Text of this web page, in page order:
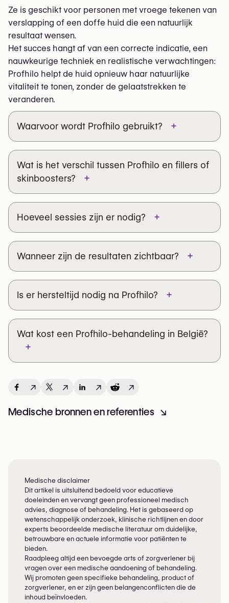
Ze is geschikt voor personen met vroege tekenen van
verslapping of een doffe huid die een natuurlijk
resultaat wensen.
Het succes hangt af van een correcte indicatie, een
nauwkeurige techniek en realistische verwachtingen:
Profhilo helpt de huid opnieuw haar natuurlijke
vitaliteit te tonen, zonder de gelaatstrekken te
veranderen.
Waarvoor wordt Profhilo gebruikt? +
Wat is het verschil tussen Profhilo en fillers of
skinboosters?
+
Hoeveel sessies zijn er nodig? +
Wanneer zijn de resultaten zichtbaar? +
Is er hersteltijd nodig na Profhilo? +
Wat kost een Profhilo-behandeling in België?
+
↗ ↗ ↗ ↗
Medische bronnen en referenties ↘
Medische disclaimer
Dit artikel is uitsluitend bedoeld voor educatieve
doeleinden en vervangt geen professioneel medisch
advies, diagnose of behandeling. Het is gebaseerd op
wetenschappelijk onderzoek, klinische richtlijnen en door
experts beoordeelde medische literatuur om duidelijke,
betrouwbare en actuele informatie voor patiënten te
bieden.
Raadpleeg altijd een bevoegde arts of zorgverlener bij
vragen over een medische aandoening of behandeling.
Wij promoten geen specifieke behandeling, product of
zorgverlener, en er zijn geen belangenconflicten die de
inhoud beïnvloeden.